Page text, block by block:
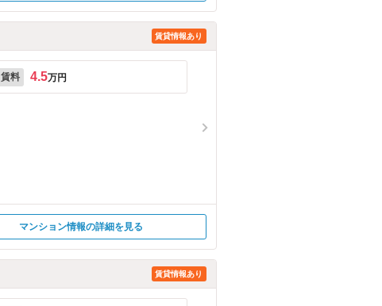
賃貸情報あり
賃料 4.5万円
マンション情報の詳細を見る
賃貸情報あり